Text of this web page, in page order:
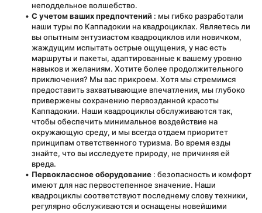
неподдельное волшебство.
С учетом ваших предпочтений : мы гибко разработали
наши туры по Каппадокии на квадроциклах. Являетесь ли
вы опытным энтузиастом квадроциклов или новичком,
жаждущим испытать острые ощущения, у нас есть
маршруты и пакеты, адаптированные к вашему уровню
навыков и желаниям. Хотите более продолжительного
приключения? Мы вас прикроем. Хотя мы стремимся
предоставить захватывающие впечатления, мы глубоко
привержены сохранению первозданной красоты
Каппадокии. Наши квадроциклы обслуживаются так,
чтобы обеспечить минимальное воздействие на
окружающую среду, и мы всегда отдаем приоритет
принципам ответственного туризма. Во время езды
знайте, что вы исследуете природу, не причиняя ей
вреда.
Первоклассное оборудование : безопасность и комфорт
имеют для нас первостепенное значение. Наши
квадроциклы соответствуют последнему слову техники,
регулярно обслуживаются и оснащены новейшими